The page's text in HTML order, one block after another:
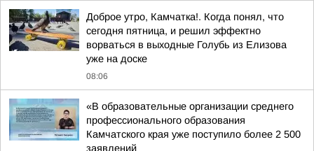
Доброе утро, Камчатка!. Когда понял, что
сегодня пятница, и решил эффектно
ворваться в выходные Голубь из Елизова
уже на доске
08:06
«В образовательные организации среднего
профессионального образования
Камчатского края уже поступило более 2 500
заявлений